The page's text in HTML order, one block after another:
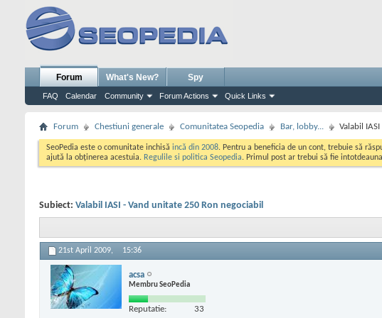
Forum
FAQ Calendar Community Forum Actions Quick Links
What's New? Spy
Forum Chestiuni generale Comunitatea Seopedia Bar, lobby... Valabil
SeoPedia este o comunitate inchisă incă din 2008. Pentru a beneficia de un cont, trebuie să
ajută la obținerea acestuia. Regulile si politica Seopedia. Primul post ar trebui să fie
Subiect: Valabil IASI - Vand unitate 250 Ron negociabil
21st April 2009, 15:36
acsa
Membru SeoPedia
Reputatie: 33